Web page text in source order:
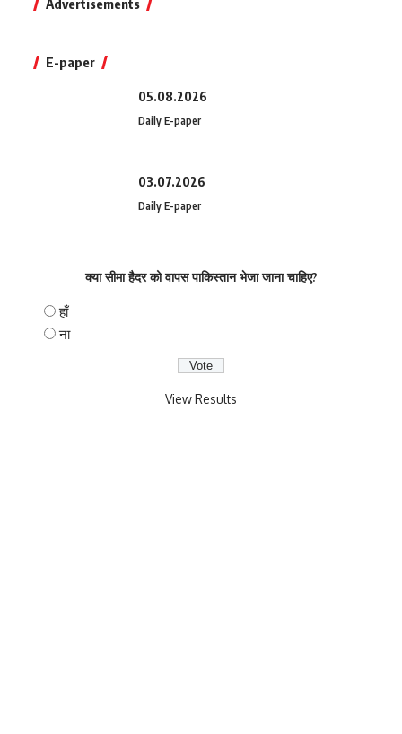
Advertisements
E-paper
05.08.2026
Daily E-paper
03.07.2026
Daily E-paper
क्या सीमा हैदर को वापस पाकिस्तान भेजा जाना चाहिए?
हाँ
ना
View Results